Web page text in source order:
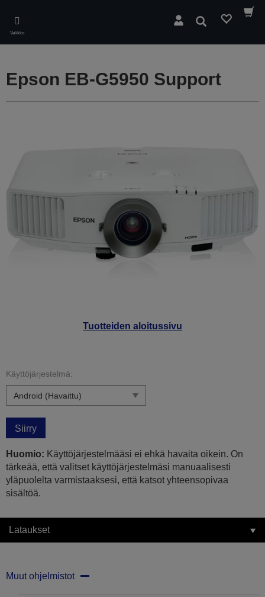
main
content
Valikko
Hae
Tuotteiden aloitussivu
Epson EB-G5950 Support
Käyttöjärjestelmä:
Siirry
Huomio: Käyttöjärjestelmääsi ei ehkä havaita oikein. On
tärkeää, että valitset käyttöjärjestelmäsi manuaalisesti
yläpuolelta varmistaaksesi, että katsot yhteensopivaa
sisältöä.
Lataukset
Muut ohjelmistot